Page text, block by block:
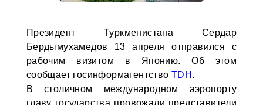
Президент Туркменистана Сердар
Бердымухамедов 13 апреля отправился с
рабочим визитом в Японию. Об этом
сообщает госинформагентство TDH .
В столичном международном аэропорту
главу государства провожали представители